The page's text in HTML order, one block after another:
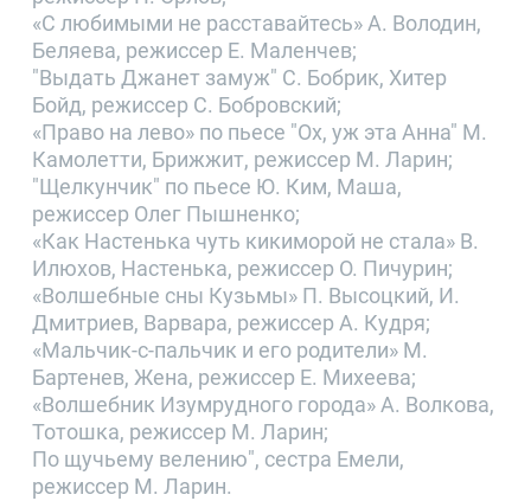
«С любимыми не расставайтесь» А. Володин,
Беляева, режиссер Е. Маленчев;
"Выдать Джанет замуж" С. Бобрик, Хитер
Бойд, режиссер С. Бобровский;
«Право на лево» по пьесе "Ох, уж эта Анна" М.
Камолетти, Брижжит, режиссер М. Ларин;
"Щелкунчик" по пьесе Ю. Ким, Маша,
режиссер Олег Пышненко;
«Как Настенька чуть кикиморой не стала» В.
Илюхов, Настенька, режиссер О. Пичурин;
«Волшебные сны Кузьмы» П. Высоцкий, И.
Дмитриев, Варвара, режиссер А. Кудря;
«Мальчик-с-пальчик и его родители» М.
Бартенев, Жена, режиссер Е. Михеева;
«Волшебник Изумрудного города» А. Волкова,
Тотошка, режиссер М. Ларин;
По щучьему велению", сестра Емели,
режиссер М. Ларин.